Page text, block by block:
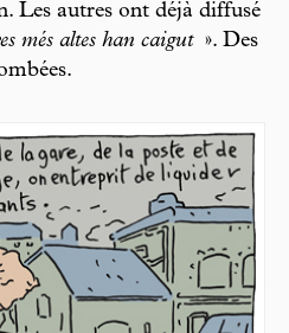
Les autres ont déjà diffusé
més altes han caigut ». Des